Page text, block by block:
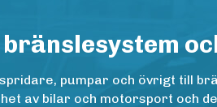
pumpar och övrigt till
av bilar och motorsport och